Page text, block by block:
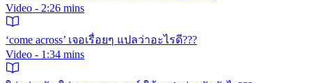
Video - 2:26 mins
‘come across’ เจอเรื่อยๆ แปลว่าอะไรดี???
Video - 1:34 mins